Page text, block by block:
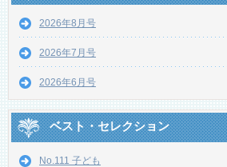
2026年8月号
2026年7月号
2026年6月号
ベスト・セレクション
No.111 子ども